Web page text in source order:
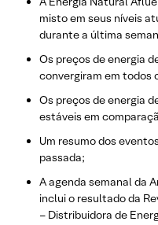
misto em seus níveis
durante a última
Os preços de energia
convergiram em todos
Os preços de energia
estáveis em
Um resumo dos
passada;
A agenda semanal da
inclui o resultado da
– Distribuidora de